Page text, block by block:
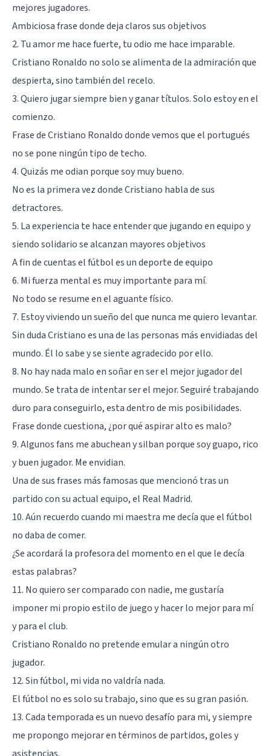
mejores jugadores.
Ambiciosa frase donde deja claros sus objetivos
2. Tu amor me hace fuerte, tu odio me hace imparable.
Cristiano Ronaldo no solo se alimenta de la admiración que
despierta, sino también del recelo.
3. Quiero jugar siempre bien y ganar títulos. Solo estoy en el
comienzo.
Frase de Cristiano Ronaldo donde vemos que el portugués
no se pone ningún tipo de techo.
4. Quizás me odian porque soy muy bueno.
No es la primera vez donde Cristiano habla de sus
detractores.
5. La experiencia te hace entender que jugando en equipo y
siendo solidario se alcanzan mayores objetivos
A fin de cuentas el fútbol es un deporte de equipo
6. Mi fuerza mental es muy importante para mí.
No todo se resume en el aguante físico.
7. Estoy viviendo un sueño del que nunca me quiero levantar.
Sin duda Cristiano es una de las personas más envidiadas del
mundo. Él lo sabe y se siente agradecido por ello.
8. No hay nada malo en soñar en ser el mejor jugador del
mundo. Se trata de intentar ser el mejor. Seguiré trabajando
duro para conseguirlo, esta dentro de mis posibilidades.
Frase donde cuestiona, ¿por qué aspirar alto es malo?
9. Algunos fans me abuchean y silban porque soy guapo, rico
y buen jugador. Me envidian.
Una de sus frases más famosas que mencionó tras un
partido con su actual equipo, el Real Madrid.
10. Aún recuerdo cuando mi maestra me decía que el fútbol
no daba de comer.
¿Se acordará la profesora del momento en el que le decía
estas palabras?
11. No quiero ser comparado con nadie, me gustaría
imponer mi propio estilo de juego y hacer lo mejor para mí
y para el club.
Cristiano Ronaldo no pretende emular a ningún otro
jugador.
12. Sin fútbol, mi vida no valdría nada.
El fútbol no es solo su trabajo, sino que es su gran pasión.
13. Cada temporada es un nuevo desafío para mi, y siempre
me propongo mejorar en términos de partidos, goles y